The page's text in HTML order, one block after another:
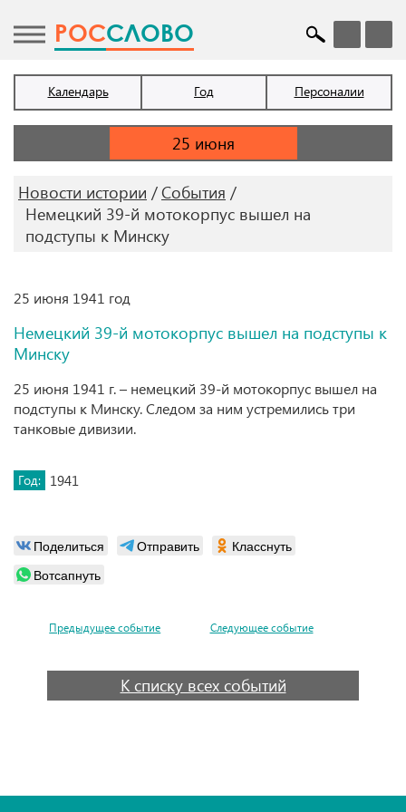
POCСЛОВО
Календарь Год Персоналии
Новости истории
События
Немецкий 39-й мотокорпус вышел на
подступы к Минску
25 июня 1941 год
Немецкий 39-й мотокорпус вышел на подступы к
Минску
25 июня 1941 г. – немецкий 39-й мотокорпус вышел на
подступы к Минску. Следом за ним устремились три
танковые дивизии.
Год: 1941
Поделиться Отправить
Класснуть
Вотсапнуть
Предыдущее событие Следующее событие
К списку всех событий